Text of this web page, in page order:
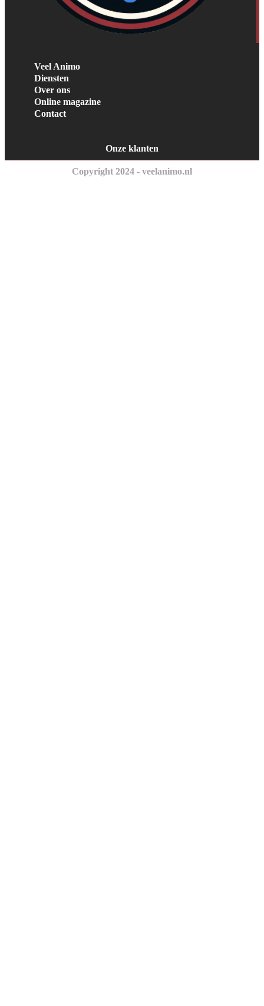
Veel Animo
Diensten
Over ons
Online magazine
Contact
Onze klanten
Copyright 2024 - veelanimo.nl